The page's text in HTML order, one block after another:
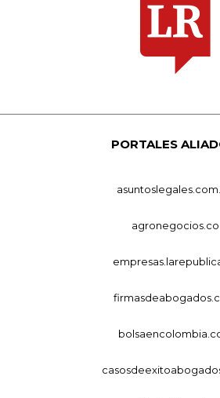
PORTALES
agronegocios.co